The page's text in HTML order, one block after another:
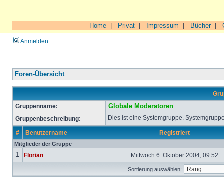
Home Privat Impressum Bücher|
Anmelden
Foren-Übersicht
Gruppenname:
Globale Moderatoren
Gruppenbeschreibung: Dies ist eine Systemgruppe.
# Benutzername Registriert
Mitglieder der Gruppe
1 Florian Mittwoch 6. Oktober 2004, 09:52
Sortierung auswählen: